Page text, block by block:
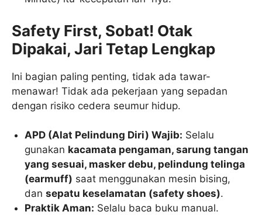
Safety First, Sobat! Otak
Dipakai, Jari Tetap Lengkap
Ini bagian paling penting, tidak ada tawar-
menawar! Tidak ada pekerjaan yang sepadan
dengan risiko cedera seumur hidup.
APD (Alat Pelindung Diri) Wajib: Selalu
gunakan kacamata pengaman, sarung tangan
yang sesuai, masker debu, pelindung telinga
(earmuff) saat menggunakan mesin bising,
dansepatu keselamatan (safety shoes).
Praktik Aman: Selalu baca buku manual.